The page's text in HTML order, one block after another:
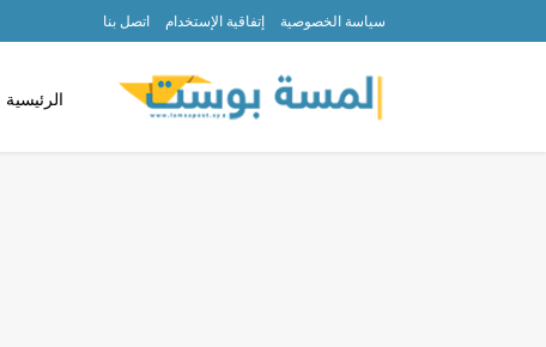
سياسة الخصوصية إتفاقية الإستخدام اتصل بنا
الرئيسية